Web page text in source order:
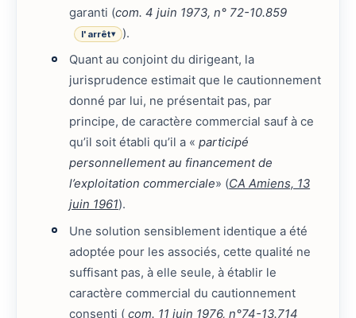
garanti (com. 4 juin 1973, n° 72-10.859
l'arrêt▾
).
Quant au conjoint du dirigeant, la
jurisprudence estimait que le cautionnement
donné par lui, ne présentait pas, par
principe, de caractère commercial sauf à ce
qu’il soit établi qu’il a «participé
personnellement au financement de
l’exploitation commerciale» (CA Amiens, 13
juin 1961).
Une solution sensiblement identique a été
adoptée pour les associés, cette qualité ne
suffisant pas, à elle seule, à établir le
caractère commercial du cautionnement
consenti ( com. 11 juin 1976, n°74-13.714